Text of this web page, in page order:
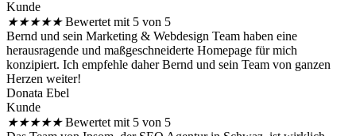
Kunde
★★★★★ Bewertet mit 5 von 5
Bernd und sein Marketing & Webdesign Team haben eine
herausragende und maßgeschneiderte Homepage für mich
konzipiert. Ich empfehle daher Bernd und sein Team von ganzen
Herzen weiter!
Donata Ebel
Kunde
★★★★★ Bewertet mit 5 von 5